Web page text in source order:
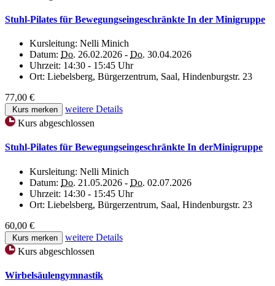
Stuhl-Pilates für Bewegungseingeschränkte In der Minigruppe
Kursleitung: Nelli Minich
Datum: Do. 26.02.2026 - Do. 30.04.2026
Uhrzeit: 14:30 - 15:45 Uhr
Ort: Liebelsberg, Bürgerzentrum, Saal, Hindenburgstr. 23
77,00 €
Kurs merken
weitere Details
Kurs abgeschlossen
Stuhl-Pilates für Bewegungseingeschränkte In derMinigruppe
Kursleitung: Nelli Minich
Datum: Do. 21.05.2026 - Do. 02.07.2026
Uhrzeit: 14:30 - 15:45 Uhr
Ort: Liebelsberg, Bürgerzentrum, Saal, Hindenburgstr. 23
60,00 €
Kurs merken
weitere Details
Kurs abgeschlossen
Wirbelsäulengymnastik